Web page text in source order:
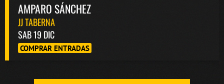
AMPARO SÁNCHEZ
JJ TABERNA
SAB 19 DIC
COMPRAR ENTRADAS